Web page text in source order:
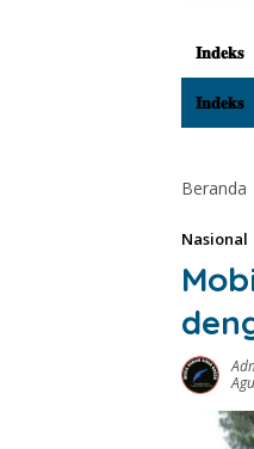
𝐈𝐧𝐝𝐞𝐤𝐬
𝐈𝐧𝐝𝐞𝐤𝐬
Beranda
Nasional